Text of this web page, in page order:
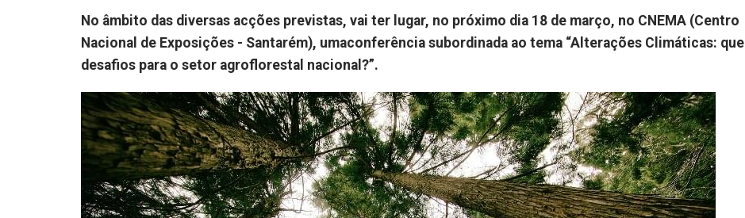
No âmbito das diversas acções previstas, vai ter lugar, no próximo dia 18 de março, no CNEMA (Centro
Nacional de Exposições - Santarém), umaconferência subordinada ao tema “Alterações Climáticas: que
desafios para o setor agroflorestal nacional?”.